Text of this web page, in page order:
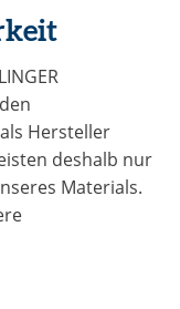
Hersteller
deshalb nur
Materials.